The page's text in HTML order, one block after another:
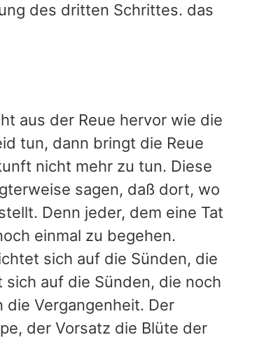
des dritten Schrittes. das
aus der Reue hervor wie die
tun, dann bringt die Reue
nicht mehr zu tun. Diese
sagen, daß dort, wo
Denn jeder, dem eine Tat
einmal zu begehen.
sich auf die Sünden, die
auf die Sünden, die noch
Vergangenheit. Der
der Vorsatz die Blüte der